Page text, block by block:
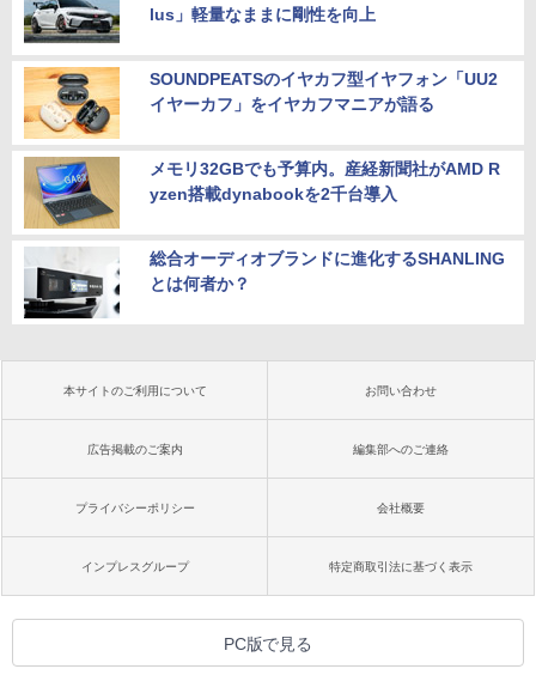
lus」軽量なままに剛性を向上
SOUNDPEATSのイヤカフ型イヤフォン「UU2
イヤーカフ」をイヤカフマニアが語る
メモリ32GBでも予算内。産経新聞社がAMD R
yzen搭載dynabookを2千台導入
総合オーディオブランドに進化するSHANLING
とは何者か？
本サイトのご利用について お問い合わせ
広告掲載のご案内 編集部へのご連絡
プライバシーポリシー 会社概要
インプレスグループ 特定商取引法に基づく表示
PC版で見る